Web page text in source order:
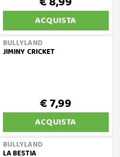
ACQUISTA
BULLYLAND
JIMINY CRICKET
€ 7,99
ACQUISTA
BULLYLAND
LA BESTIA